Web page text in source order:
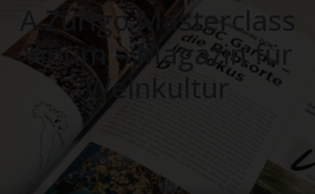
A Zurigo Masterclass
Vinum – Magazin für
Weinkultur